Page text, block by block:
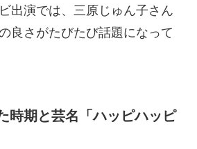
出演では、三原じゅん子さん
良さがたびたび話題になって
時期と芸名「ハッピハッピ